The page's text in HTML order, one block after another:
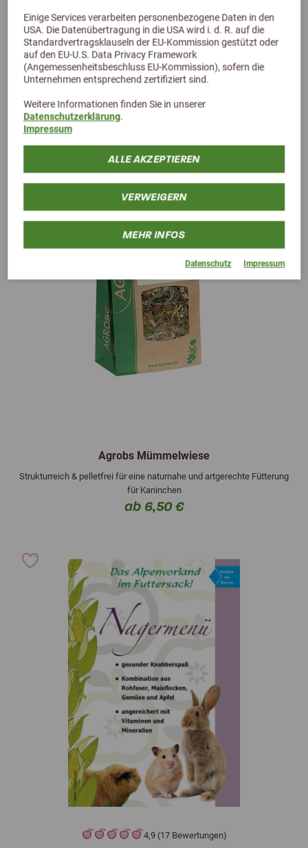
Einige Services verarbeiten personenbezogene Daten in den
USA. Die Datenübertragung in die USA wird i. d. R. auf die
Standardvertragsklauseln der EU-Kommission gestützt oder
auf den EU-U.S. Data Privacy Framework
(Angemessenheitsbeschluss EU-Kommission), sofern die
Unternehmen entsprechend zertifiziert sind.
Weitere Informationen finden Sie in unserer
Datenschutzerklärung.
Impressum
ALLE AKZEPTIEREN
VERWEIGERN
MEHR INFOS
Datenschutz Impressum
4,0 (6 Bewertungen)
Agrobs Rosenblütenblätter 100 g
gesundes Zusatzfutter für Schildkröten und Nager
8,15 €
Agrobs Mümmelwiese
Strukturreich & pelletfrei für eine naturnahe und artgerechte Fütterung
für Kaninchen
ab 6,50 €
4,9 (17 Bewertungen)